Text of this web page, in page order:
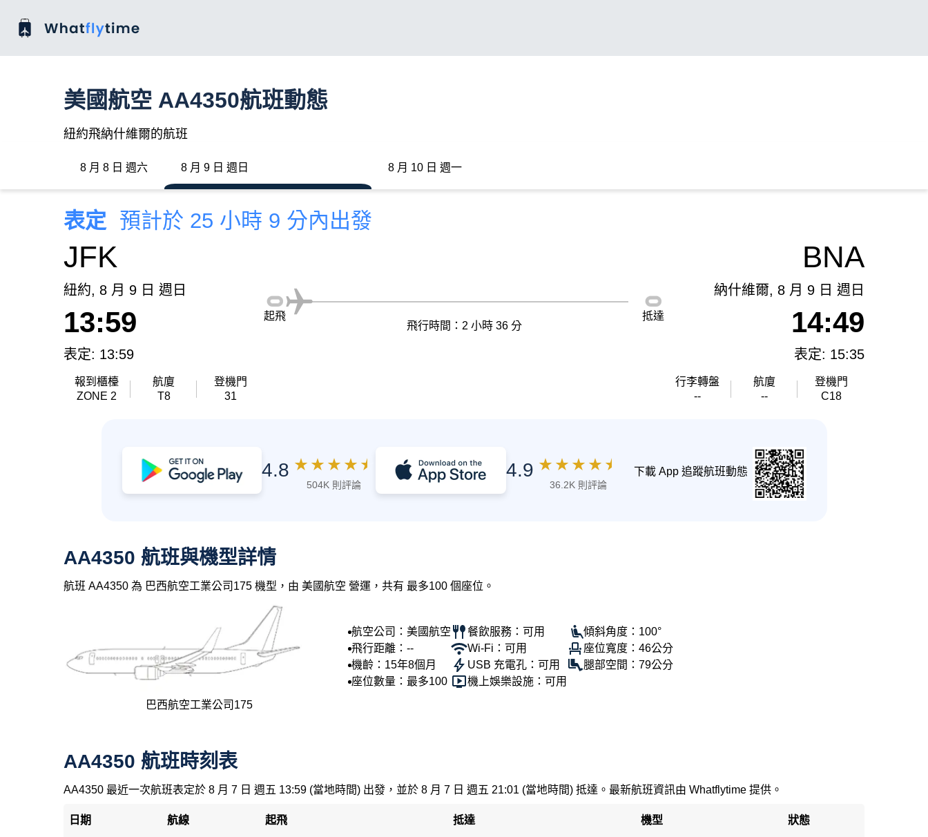
美國航空 AA4350航班動態
紐約飛納什維爾的航班
8 月 8 日 週六 8 月 9 日 週日 8 月 10 日 週一
表定 預計於 25 小時 9 分內出發
JFK
紐約, 8 月 9 日 週日
13:59
表定: 13:59
報到櫃檯
ZONE 2
航廈
T8
登機門
31
起飛
飛行時間：2 小時 36 分
抵達
BNA
納什維爾, 8 月 9 日 週日
14:49
表定: 15:35
行李轉盤
--
航廈
--
登機門
C18
4.8 ★ ★ ★ ★ ★
504K 則評論
4.9 ★ ★ ★ ★ ★
36.2K 則評論
下載 App 追蹤航班動態
AA4350 航班與機型詳情
航班 AA4350 為 巴西航空工業公司175 機型，由 美國航空 營運，共有 最多100 個座位。
巴西航空工業公司175
航空公司：美國航空
飛行距離：--
機齡：15年8個月
座位數量：最多100
餐飲服務：可用
Wi-Fi：可用
USB 充電孔：可用
機上娛樂設施：可用
傾斜角度：100°
座位寬度：46公分
腿部空間：79公分
AA4350 航班時刻表
AA4350 最近一次航班表定於 8 月 7 日 週五 13:59 (當地時間) 出發，並於 8 月 7 日 週五 21:01 (當地時間) 抵達。最新航班資訊由 Whatflytime 提供。
日期 航線 起飛 抵達 機型 狀態